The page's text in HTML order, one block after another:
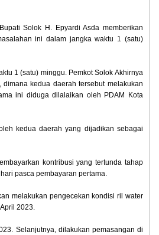
Solok H. Epyardi Asda memberikan
ini dalam jangka waktu 1 (satu)
1 (satu) minggu. Pemkot Solok Akhirnya
kedua daerah tersebut melakukan
ini diduga dilalaikan oleh PDAM Kota
kedua daerah yang dijadikan sebagai
kontribusi yang tertunda tahap
pasca pembayaran pertama.
melakukan pengecekan kondisi ril water
2023.
Selanjutnya, dilakukan pemasangan di